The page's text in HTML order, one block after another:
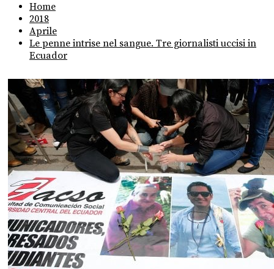
Home
2018
Aprile
Le penne intrise nel sangue. Tre giornalisti uccisi in
Ecuador